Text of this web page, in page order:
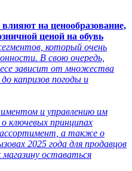
на ценообразование,
ценой на обувь
который очень
В свою очередь,
зависит от множества
капризов погоды и
и управлению им
ключевых принципах
ассортимент, а также о
2025 года для продавцов
магазину оставаться